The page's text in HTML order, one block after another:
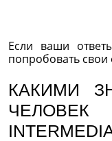
Если ваши
попробовать
КАКИМИ